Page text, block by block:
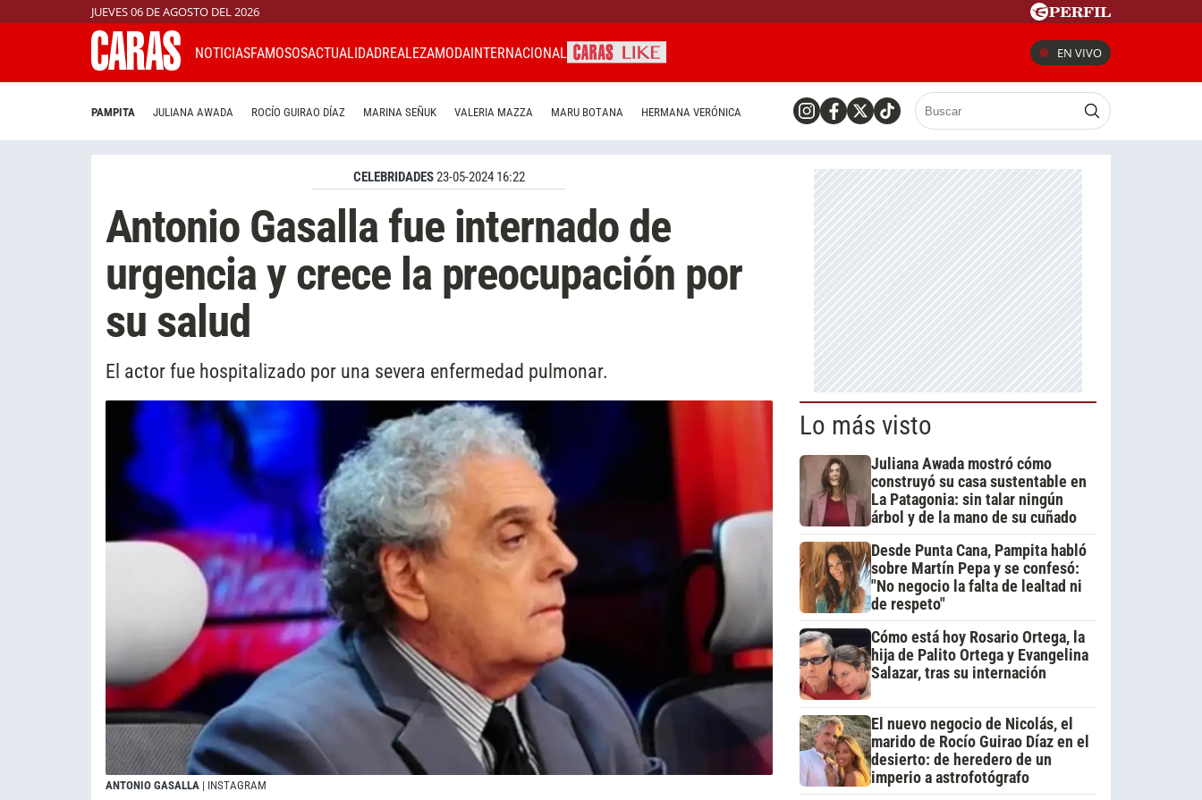
JUEVES 06 DE AGOSTO DEL 2026
NOTICIASFAMOSOSACTUALIDADREALEZAMODAINTERNACIONAL EN VIVO
PAMPITA JULIANA AWADA ROCÍO GUIRAO DÍAZ MARINA SEÑUK VALERIA MAZZA MARU BOTANA HERMANA VERÓNICA
CELEBRIDADES23-05-2024 16:22
Antonio Gasalla fue internado de
urgencia y crece la preocupación por
su salud
El actor fue hospitalizado por una severa enfermedad pulmonar.
ANTONIO GASALLA | INSTAGRAM
Lo más visto
Juliana Awada mostró cómo
construyó su casa sustentable en
La Patagonia: sin talar ningún
árbol y de la mano de su cuñado
Desde Punta Cana, Pampita habló
sobre Martín Pepa y se confesó:
"No negocio la falta de lealtad ni
de respeto"
Cómo está hoy Rosario Ortega, la
hija de Palito Ortega y Evangelina
Salazar, tras su internación
El nuevo negocio de Nicolás, el
marido de Rocío Guirao Díaz en el
desierto: de heredero de un
imperio a astrofotógrafo